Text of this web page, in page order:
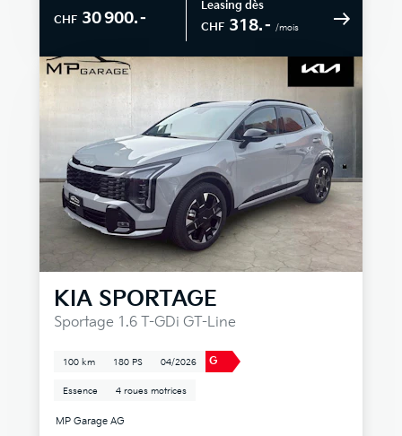
CHF 30 900.–
Leasing dès
CHF 318.– /mois
KIA SPORTAGE
Sportage 1.6 T-GDi GT-Line
100 km 180 PS 04/2026 G
Essence 4 roues motrices
MP Garage AG